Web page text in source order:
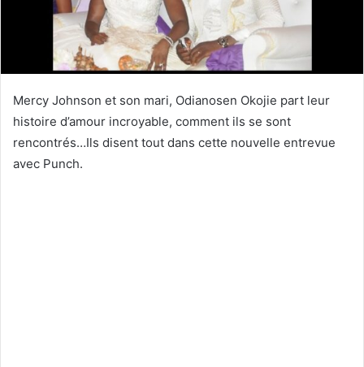
Mercy Johnson et son mari, Odianosen Okojie part leur
histoire d’amour incroyable, comment ils se sont
rencontrés…Ils disent tout dans cette nouvelle entrevue
avec Punch.